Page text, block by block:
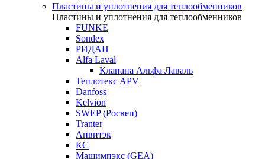
Пластины и уплотнения для теплообменников
Пластины и уплотнения для теплообменников
FUNKE
Sondex
РИДАН
Alfa Laval
Клапана Альфа Лаваль
Теплотекс APV
Danfoss
Kelvion
SWEP (Росвеп)
Tranter
Анвитэк
КС
Машимпэкс (GEA)